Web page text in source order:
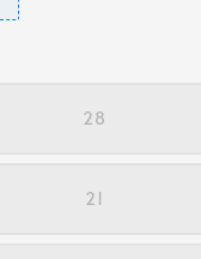
28
21